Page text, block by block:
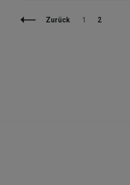
Beitragsnavigation
Zurück Seite
1 Seite
2